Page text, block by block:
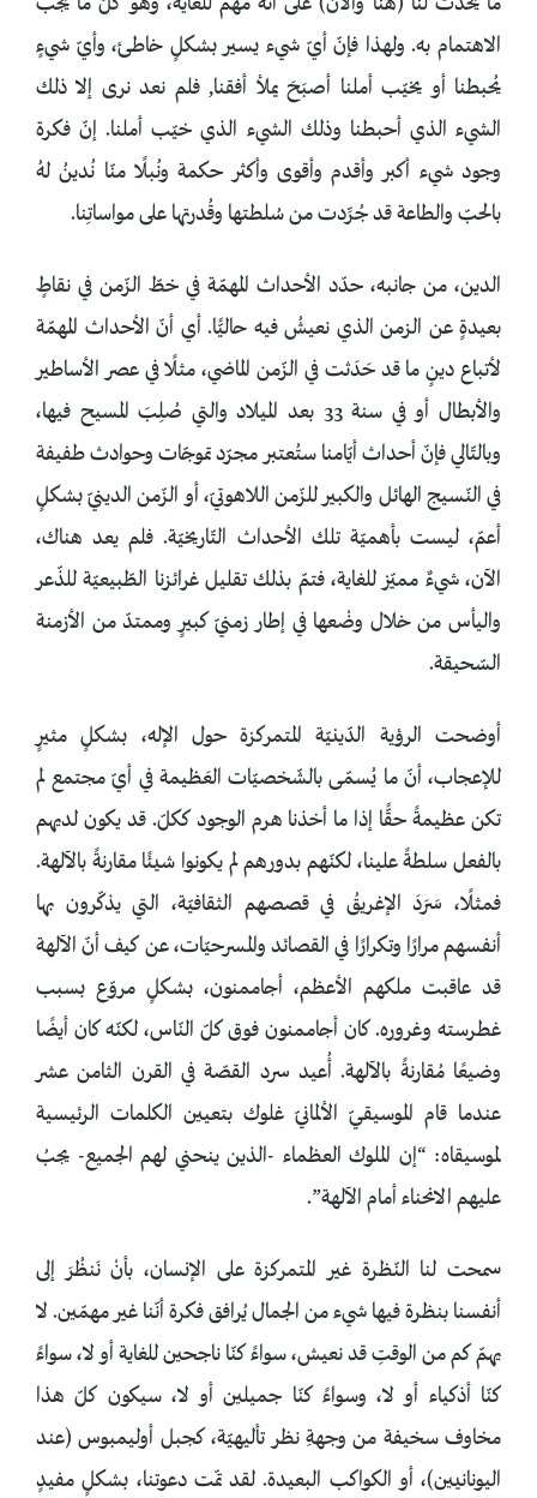
الاهتمام به. ولهذا فإنّ أيّ شيء يسير بشكلٍ خاطئ، وأيّ شيءٍ
يُحبطنا أو يخيّب أملنا أصبَحَ يملأ أفقنا, فلم نعد نرى إلا ذلك
الشيء الذي أحبطنا وذلك الشيء الذي خيّب أملنا. إنّ فكرة
وجود شيء أكبر وأقدم وأقوى وأكثر حكمة ونُبلًا منّا نُدينُ لهُ
بالحبّ والطاعة قد جُرِّدت من سُلطتها وقُدرتها على مواساتِنا.
الدين، من جانبه، حدّد الأحداث المهمّة في خطّ الزّمن في نقاطٍ
بعيدةٍ عن الزمن الذي نعيشُ فيه حاليًّا. أي أنّ الأحداث المهمّة
لأتباع دينٍ ما قد حَدَثت في الزّمن الماضي، مثلًا في عصر الأساطير
والأبطال أو في سنة 33 بعد الميلاد والتي صُلِبَ المسيح فيها،
وبالتّالي فإنّ أحداث أيّامنا ستُعتبر مجرّد تموجّات وحوادث طفيفة
في النّسيج الهائل والكبير للزّمن اللاهوتيّ، أو الزّمن الدينيّ بشكلٍ
أعمّ، ليست بأهميّة تلك الأحداث التّاريخيّة. فلم يعد هناك،
الآن، شيءٌ مميّز للغاية، فتمّ بذلك تقليل غرائزنا الطّبيعيّة للذّعر
واليأس من خلال وضْعها في إطار زمنيّ كبيرٍ وممتدّ من الأزمنة
السّحيقة.
أوضحت الرؤية الدّينيّة المتمركزة حول الإله، بشكلٍ مثيرٍ
للإعجاب، أنّ ما يُسمّى بالشّخصيّات العَظيمة في أيّ مجتمع لم
تكن عظيمةً حقًّا إذا ما أخذنا هرم الوجود ككلّ. قد يكون لديهم
بالفعل سلطةً علينا، لكنّهم بدورهم لم يكونوا شيئًا مقارنةً بالآلهة.
فمثلًا، سَرَدَ الإغريقُ في قصصهم الثقافيّة، التي يذكّرون بها
أنفسهم مرارًا وتكرارًا في القصائد والمسرحيّات، عن كيف أنّ الآلهة
قد عاقبت ملكهم الأعظم، أجاممنون، بشكلٍ مروّع بسبب
غطرسته وغروره. كان أجاممنون فوق كلّ النّاس، لكنّه كان أيضًا
وضيعًا مُقارنةً بالآلهة. أُعيد سرد القصّة في القرن الثامن عشر
عندما قام الموسيقيّ الألمانيّ غلوك بتعيين الكلمات الرئيسية
لموسيقاه: “إن الملوك العظماء -الذين ينحني لهم الجميع- يجبُ
عليهم الانحناء أمام الآلهة”.
سمحت لنا النّظرة غير المتمركزة على الإنسان، بأنْ نَنظُرَ إلى
أنفسنا بنظرة فيها شيء من الجمال يُرافق فكرة أنّنا غير مهمّين. لا
يهمّ كم من الوقتِ قد نعيش، سواءً كنّا ناجحين للغاية أو لا، سواءً
كنّا أذكياء أو لا، وسواءً كنّا جميلين أو لا، سيكون كلّ هذا
مخاوف سخيفة من وجهةِ نظر تأليهيّة، كجبل أوليمبوس (عند
اليونانيين)، أو الكواكب البعيدة. لقد تمّت دعوتنا، بشكلٍ مفيدٍ